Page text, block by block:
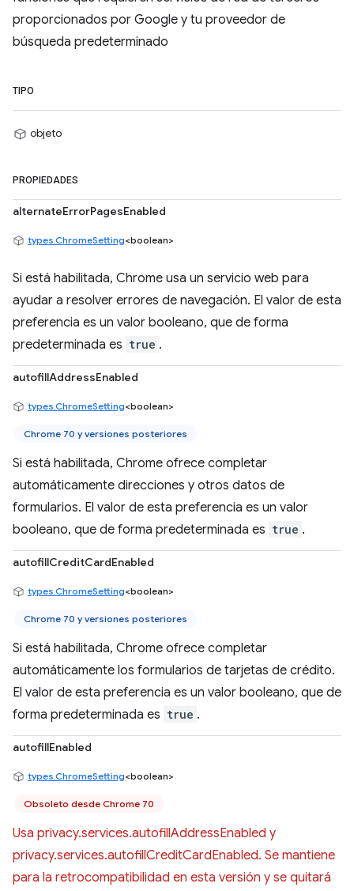
proporcionados por Google y tu proveedor de
búsqueda predeterminado
TIPO
objeto
PROPIEDADES
alternateErrorPagesEnabled
types.ChromeSetting<boolean>
Si está habilitada, Chrome usa un servicio web para
ayudar a resolver errores de navegación. El valor de esta
preferencia es un valor booleano, que de forma
predeterminada es true .
autofillAddressEnabled
types.ChromeSetting<boolean>
Chrome 70 y versiones posteriores
Si está habilitada, Chrome ofrece completar
automáticamente direcciones y otros datos de
formularios. El valor de esta preferencia es un valor
booleano, que de forma predeterminada es true .
autofillCreditCardEnabled
types.ChromeSetting<boolean>
Chrome 70 y versiones posteriores
Si está habilitada, Chrome ofrece completar
automáticamente los formularios de tarjetas de crédito.
El valor de esta preferencia es un valor booleano, que de
forma predeterminada es true .
autofillEnabled
types.ChromeSetting<boolean>
Obsoleto desde Chrome 70
Usa privacy.services.autofillAddressEnabled y
privacy.services.autofillCreditCardEnabled. Se mantiene
para la retrocompatibilidad en esta versión y se quitará